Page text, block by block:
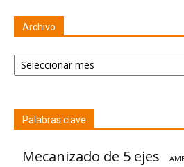
Archivo
Archivo
Palabras clave
Mecanizado de 5 ejes